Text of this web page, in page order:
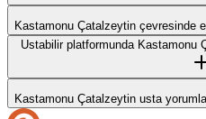
Kastamonu Çatalzeytin çevresinde
Ustabilir platformunda Kastamonu
Kastamonu Çatalzeytin usta